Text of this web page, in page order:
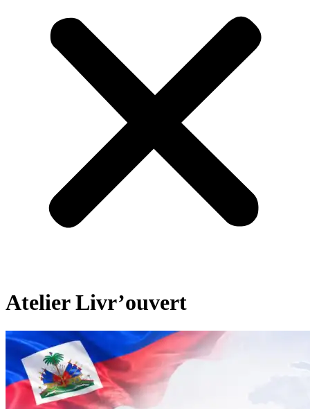
Atelier Livr’ouvert